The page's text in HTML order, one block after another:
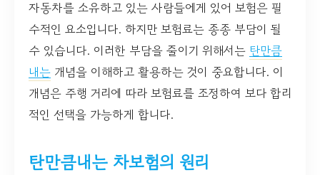
자동차를 소유하고 있는 사람들에게 있어 보험은 필
수적인 요소입니다. 하지만 보험료는 종종 부담이 될
수 있습니다. 이러한 부담을 줄이기 위해서는 탄만큼
내는 개념을 이해하고 활용하는 것이 중요합니다. 이
개념은 주행 거리에 따라 보험료를 조정하여 보다 합리
적인 선택을 가능하게 합니다.
탄만큼내는 차보험의 원리